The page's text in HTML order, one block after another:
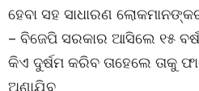
ହେବା ସହ ସାଧାରଣ
– ବିଜେପି ସରକାର ଆସିଲେ ୧୫
କିଏ ଦୁର୍ଷମ କରିବ ତାହେଲେ ତାକୁ
ଅଣାଯିବ